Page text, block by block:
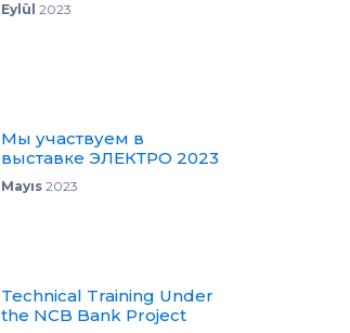
Eylül 2023
Мы участвуем в
выставке ЭЛЕКТРО 2023
Mayıs2023
Technical Training Under
the NCB Bank Project